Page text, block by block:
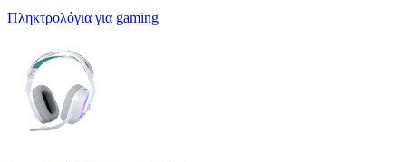
Πληκτρολόγια για gaming